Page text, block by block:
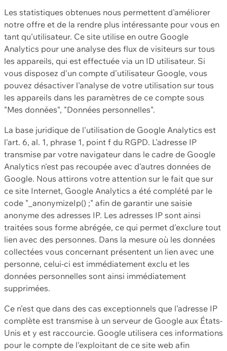
Les statistiques obtenues nous permettent d'améliorer
notre offre et de la rendre plus intéressante pour vous en
tant qu'utilisateur. Ce site utilise en outre Google
Analytics pour une analyse des flux de visiteurs sur tous
les appareils, qui est effectuée via un ID utilisateur. Si
vous disposez d'un compte d'utilisateur Google, vous
pouvez désactiver l'analyse de votre utilisation sur tous
les appareils dans les paramètres de ce compte sous
"Mes données", "Données personnelles".
La base juridique de l'utilisation de Google Analytics est
l'art. 6, al. 1, phrase 1, point f du RGPD. L'adresse IP
transmise par votre navigateur dans le cadre de Google
Analytics n'est pas recoupée avec d'autres données de
Google. Nous attirons votre attention sur le fait que sur
ce site Internet, Google Analytics a été complété par le
code "_anonymizeIp() ;" afin de garantir une saisie
anonyme des adresses IP. Les adresses IP sont ainsi
traitées sous forme abrégée, ce qui permet d'exclure tout
lien avec des personnes. Dans la mesure où les données
collectées vous concernant présentent un lien avec une
personne, celui-ci est immédiatement exclu et les
données personnelles sont ainsi immédiatement
supprimées.
Ce n'est que dans des cas exceptionnels que l'adresse IP
complète est transmise à un serveur de Google aux États-
Unis et y est raccourcie. Google utilisera ces informations
pour le compte de l'exploitant de ce site web afin